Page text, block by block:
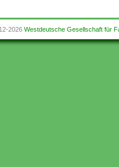
2026 Westdeutsche Gesellschaft für